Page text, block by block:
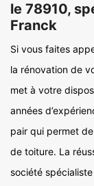
le 78910,
Franck
Si vous faites
la rénovation de
met à votre
années
pair qui permet
de toiture. La
société